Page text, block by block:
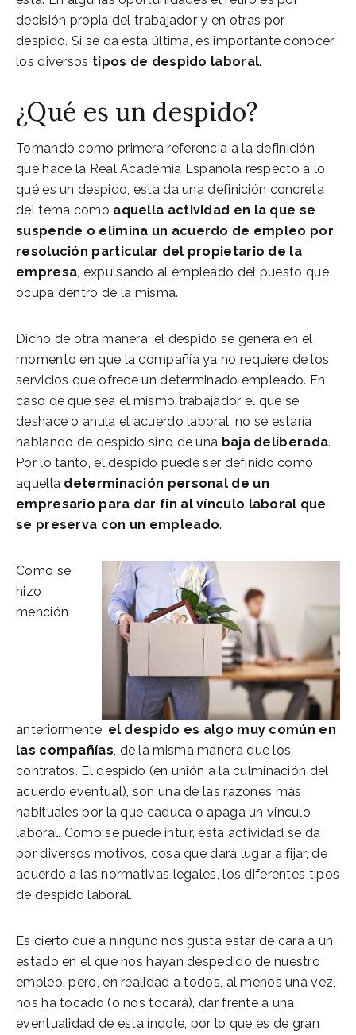
decisión propia del trabajador y en otras por
despido. Si se da esta última, es importante conocer
los diversos tipos de despido laboral.
¿Qué es un despido?
Tomando como primera referencia a la definición
que hace la Real Academia Española respecto a lo
qué es un despido, esta da una definición concreta
del tema como aquella actividad en la que se
suspende o elimina un acuerdo de empleo por
resolución particular del propietario de la
empresa, expulsando al empleado del puesto que
ocupa dentro de la misma.
Dicho de otra manera, el despido se genera en el
momento en que la compañía ya no requiere de los
servicios que ofrece un determinado empleado. En
caso de que sea el mismo trabajador el que se
deshace o anula el acuerdo laboral, no se estaría
hablando de despido sino de una baja deliberada.
Por lo tanto, el despido puede ser definido como
aquella determinación personal de un
empresario para dar fin al vínculo laboral que
se preserva con un empleado.
Como se
hizo
mención
anteriormente, el despido es algo muy común en
las compañías, de la misma manera que los
contratos. El despido (en unión a la culminación del
acuerdo eventual), son una de las razones más
habituales por la que caduca o apaga un vínculo
laboral. Como se puede intuir, esta actividad se da
por diversos motivos, cosa que dará lugar a fijar, de
acuerdo a las normativas legales, los diferentes tipos
de despido laboral.
Es cierto que a ninguno nos gusta estar de cara a un
estado en el que nos hayan despedido de nuestro
empleo, pero, en realidad a todos, al menos una vez,
nos ha tocado (o nos tocará), dar frente a una
eventualidad de esta índole, por lo que es de gran